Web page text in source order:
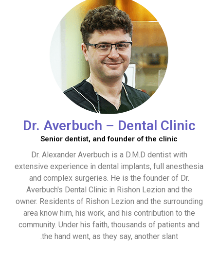
Dr. Averbuch – Dental Clinic
Senior dentist, and founder of the clinic
Dr. Alexander Averbuch is a D.M.D dentist with
extensive experience in dental implants, full anesthesia
and complex surgeries. He is the founder of Dr.
Averbuch's Dental Clinic in Rishon Lezion and the
owner. Residents of Rishon Lezion and the surrounding
area know him, his work, and his contribution to the
community. Under his faith, thousands of patients and
the hand went, as they say, another slant.